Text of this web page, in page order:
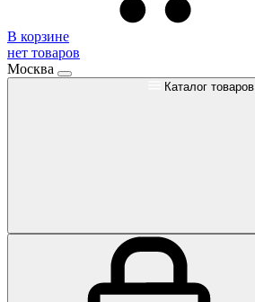
В корзине
нет товаров
Москва
Каталог товаров